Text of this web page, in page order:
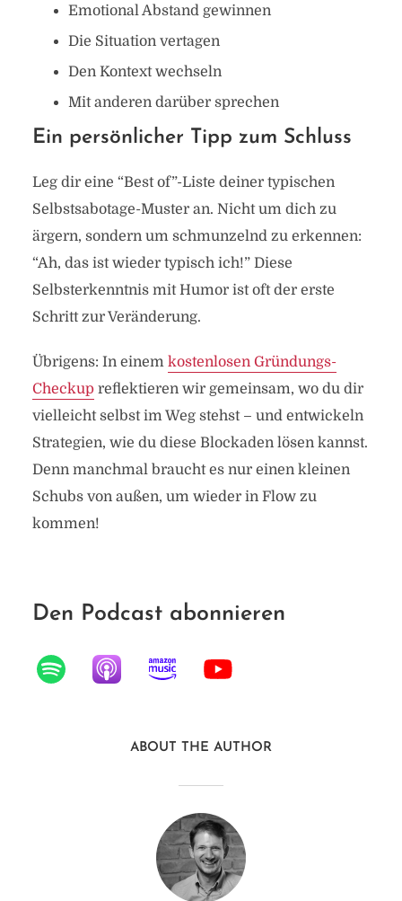
Emotional Abstand gewinnen
Die Situation vertagen
Den Kontext wechseln
Mit anderen darüber sprechen
Ein persönlicher Tipp zum Schluss
Leg dir eine “Best of”-Liste deiner typischen
Selbstsabotage-Muster an. Nicht um dich zu
ärgern, sondern um schmunzelnd zu erkennen:
“Ah, das ist wieder typisch ich!” Diese
Selbsterkenntnis mit Humor ist oft der erste
Schritt zur Veränderung.
Übrigens: In einem kostenlosen Gründungs-
Checkupreflektieren wir gemeinsam, wo du dir
vielleicht selbst im Weg stehst – und entwickeln
Strategien, wie du diese Blockaden lösen kannst.
Denn manchmal braucht es nur einen kleinen
Schubs von außen, um wieder in Flow zu
kommen!
Den Podcast abonnieren
ABOUT THE AUTHOR